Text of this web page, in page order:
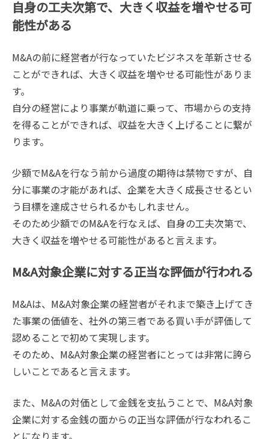
自身の工夫次第で、大きく収益を増やせる可
能性がある
M&Aの前に経営者が行なっていたビジネスを革新させる
ことができれば、大きく収益を増やせる可能性がありま
す。
自分の経営により事業が軌道に乗って、市場からの支持
を得ることができれば、収益を大きく上げることに繋が
ります。
少額でM&Aを行なう前から過度の期待は禁物ですが、自
分に事業の才能があれば、企業を大きく成長させるとい
う目標を達成させられるかもしれません。
そのため少額でのM&Aを行なえば、自身の工夫次第で、
大きく収益を増やせる可能性があると言えます。
M&A対象企業に対する正当な評価が行われる
M&Aは、M&A対象企業の経営者がそれまで築き上げてき
た事業の価値を、社外の第三者である買い手が評価して
認めることで初めて実現します。
そのため、M&A対象企業の経営者にとっては非常に誇ら
しいことであると言えます。
また、M&Aの対価として金銭を支払うことで、M&A対象
企業に対する金銭の面からの正当な評価が行なわれるこ